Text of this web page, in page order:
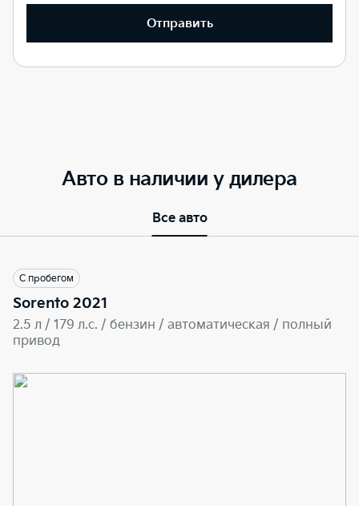
Отправить
Авто в наличии у дилера
Все авто
С пробегом
Sorento 2021
2.5 л / 179 л.c. / бензин / автоматическая / полный
привод